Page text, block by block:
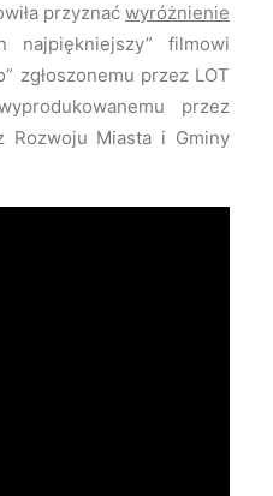
przyznać wyróżnienie
filmowi
zgłoszonemu przez LOT
przez
Rozwoju Miasta i Gminy